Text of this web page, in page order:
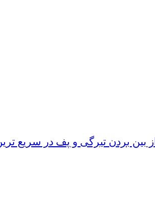
بین بردن تیرگی و پف در سریع‌